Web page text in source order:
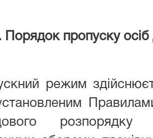
Порядок пропуску
режим
розпорядку